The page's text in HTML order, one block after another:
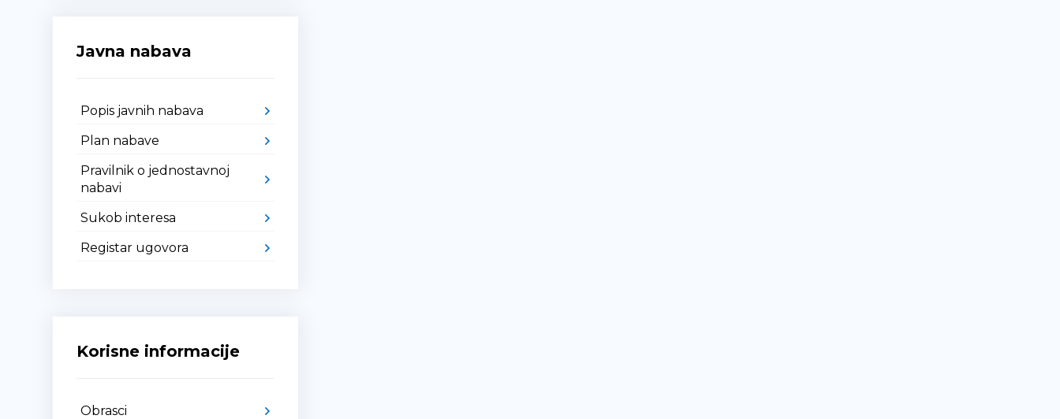
Javna nabava
Popis javnih nabava
Plan nabave
Pravilnik o jednostavnoj
nabavi
Sukob interesa
Registar ugovora
Korisne informacije
Obrasci